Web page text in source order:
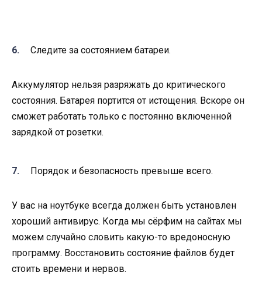
Следите за состоянием батареи.
Аккумулятор нельзя разряжать до критического
состояния. Батарея портится от истощения. Вскоре он
сможет работать только с постоянно включенной
зарядкой от розетки.
Порядок и безопасность превыше всего.
У вас на ноутбуке всегда должен быть установлен
хороший антивирус. Когда мы сёрфим на сайтах мы
можем случайно словить какую-то вредоносную
программу. Восстановить состояние файлов будет
стоить времени и нервов.